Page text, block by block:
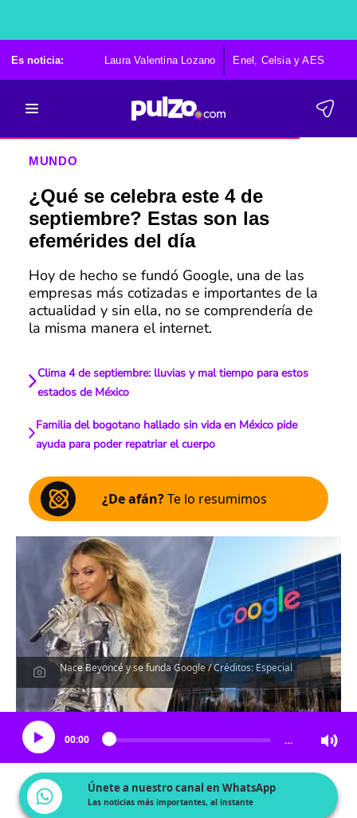
Es noticia: Laura Valentina Lozano Enel, Celsia y AES
MUNDO
¿Qué se celebra este 4 de
septiembre? Estas son las
efemérides del día
Hoy de hecho se fundó Google, una de las
empresas más cotizadas e importantes de la
actualidad y sin ella, no se comprendería de
la misma manera el internet.
Clima 4 de septiembre: lluvias y mal tiempo para estos
estados de México
Familia del bogotano hallado sin vida en México pide
ayuda para poder repatriar el cuerpo
¿De afán?Te lo resumimos
Nace Beyoncé y se funda Google / Créditos: Especial
Escucha el artículo
00:00 …
Únete a nuestro canal en WhatsApp
Las noticias más importantes, al instante